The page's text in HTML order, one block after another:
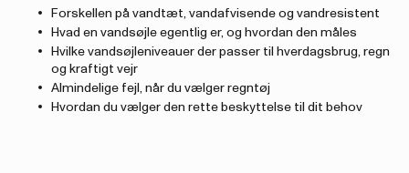
Forskellen på vandtæt, vandafvisende og vandresistent
Hvad en vandsøjle egentlig er, og hvordan den måles
Hvilke vandsøjleniveauer der passer til hverdagsbrug, regn
og kraftigt vejr
Almindelige fejl, når du vælger regntøj
Hvordan du vælger den rette beskyttelse til dit behov